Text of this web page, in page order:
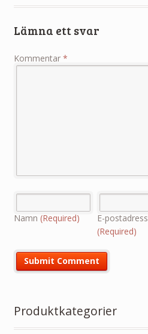
Lämna ett svar
Kommentar *
Namn (Required)
E-postadress
(Required)
Produktkategorier